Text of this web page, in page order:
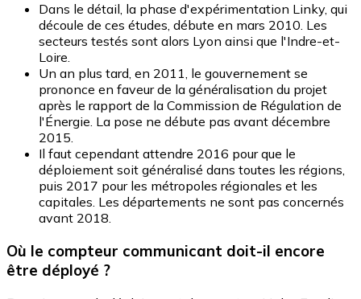
Dans le détail, la phase d'expérimentation Linky, qui
découle de ces études, débute en mars 2010. Les
secteurs testés sont alors Lyon ainsi que l'Indre-et-
Loire.
Un an plus tard, en 2011, le gouvernement se
prononce en faveur de la généralisation du projet
après le rapport de la Commission de Régulation de
l'Énergie. La pose ne débute pas avant décembre
2015.
Il faut cependant attendre 2016 pour que le
déploiement soit généralisé dans toutes les régions,
puis 2017 pour les métropoles régionales et les
capitales. Les départements ne sont pas concernés
avant 2018.
Où le compteur communicant doit-il encore
être déployé ?